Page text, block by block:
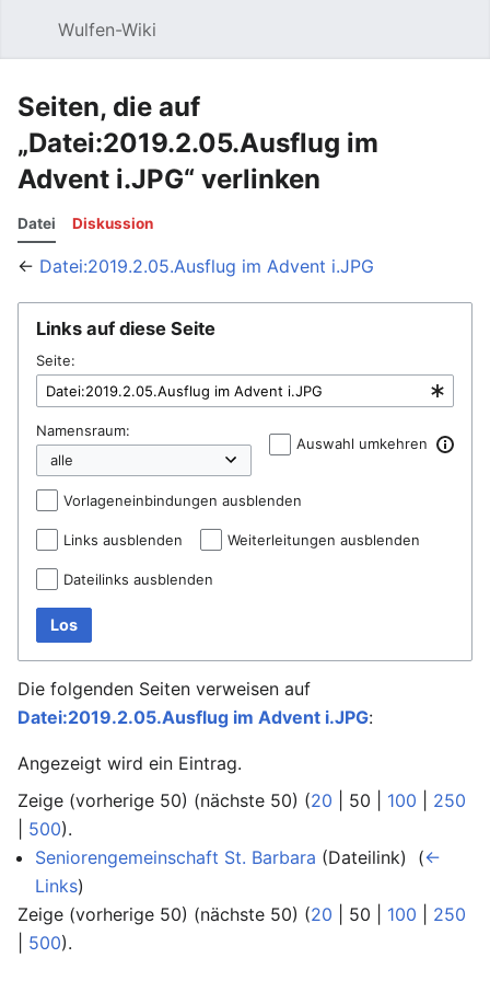
Wulfen-Wiki
Seiten, die auf
„Datei:2019.2.05.Ausflug im
Advent i.JPG“ verlinken
Datei Diskussion
← Datei:2019.2.05.Ausflug im Advent i.JPG
Links auf diese Seite
Seite:
Namensraum:
Auswahl umkehren
Vorlageneinbindungen ausblenden
Links ausblenden Weiterleitungen ausblenden
Dateilinks ausblenden
Los
Die folgenden Seiten verweisen auf
Datei:2019.2.05.Ausflug im Advent i.JPG:
Angezeigt wird ein Eintrag.
Zeige (vorherige 50) (nächste 50) (20 50 100
250
500).
Seniorengemeinschaft St. Barbara (Dateilink) ‎ (←
Links)
Zeige (vorherige 50) (nächste 50) (20 50 100
250
500).